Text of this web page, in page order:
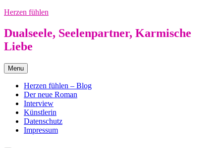
Skip
content
Herzen fühlen
Dualseele, Seelenpartner, Karmische
Liebe
Menu
Herzen fühlen – Blog
Der neue Roman
Interview
Künstlerin
Datenschutz
Impressum